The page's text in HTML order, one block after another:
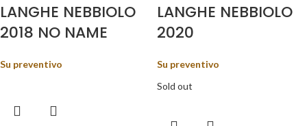
LANGHE NEBBIOLO
2018 NO NAME
Su preventivo
LANGHE NEBBIOLO
2020
Su preventivo
Sold out